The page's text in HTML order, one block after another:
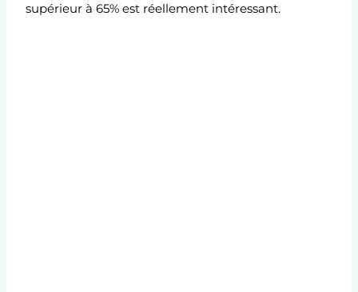
supérieur à 65% est réellement intéressant.